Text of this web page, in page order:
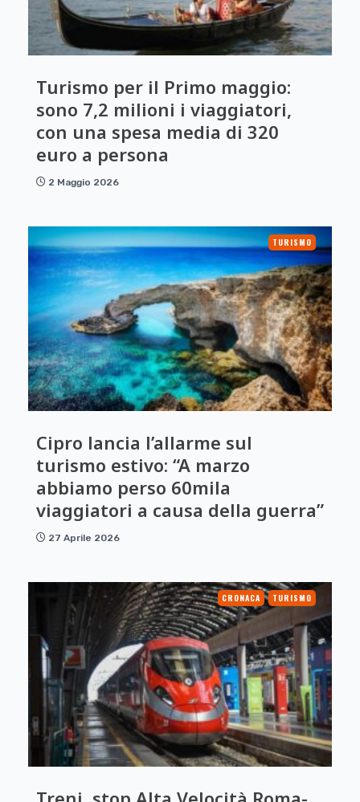
Turismo per il Primo maggio:
sono 7,2 milioni i viaggiatori,
con una spesa media di 320
euro a persona
2 Maggio 2026
TURISMO
Cipro lancia l’allarme sul
turismo estivo: “A marzo
abbiamo perso 60mila
viaggiatori a causa della guerra”
27 Aprile 2026
CRONACA TURISMO